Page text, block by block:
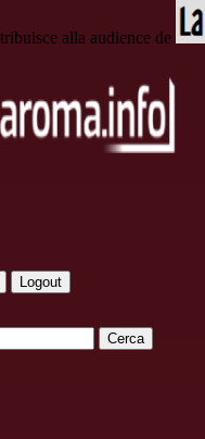
alla audience de
Logout
Cerca